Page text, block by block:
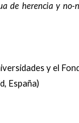
de herencia y
y el
España)